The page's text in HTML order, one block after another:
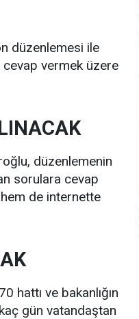
düzenlemesi ile
cevap vermek üzere
düzenlemenin
sorulara cevap
de internette
hattı ve bakanlığın
gün vatandaştan